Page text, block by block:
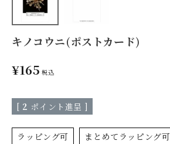
キノコウニ(ポストカード)
¥165 税込
[ 2 ポイント進呈 ]
ラッピング可 まとめてラッピング可